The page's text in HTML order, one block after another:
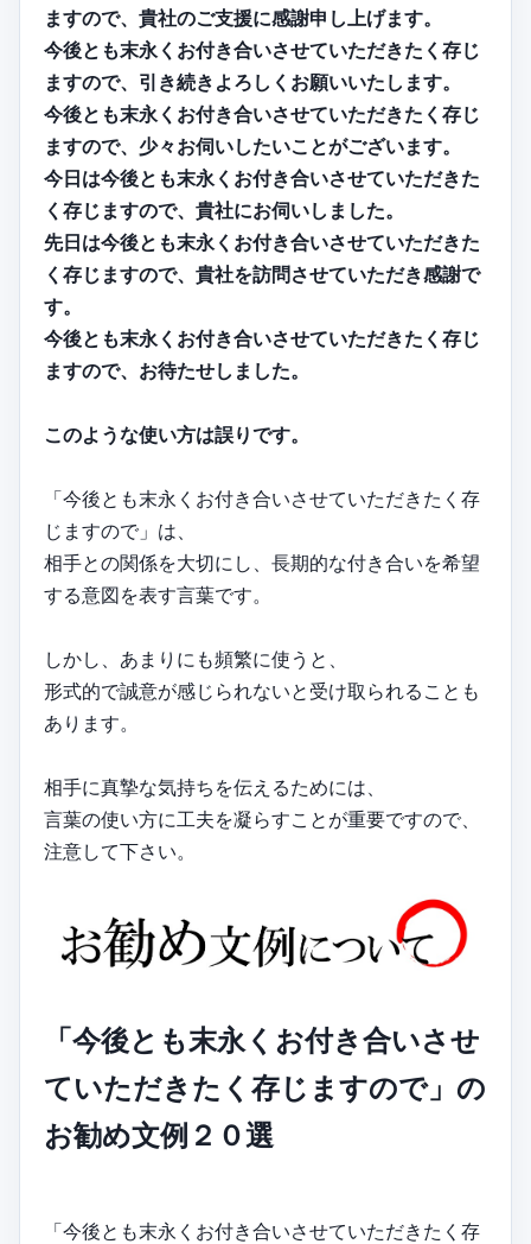
ますので、貴社のご支援に感謝申し上げます。
今後とも末永くお付き合いさせていただきたく存じ
ますので、引き続きよろしくお願いいたします。
今後とも末永くお付き合いさせていただきたく存じ
ますので、少々お伺いしたいことがございます。
今日は今後とも末永くお付き合いさせていただきた
く存じますので、貴社にお伺いしました。
先日は今後とも末永くお付き合いさせていただきた
く存じますので、貴社を訪問させていただき感謝で
す。
今後とも末永くお付き合いさせていただきたく存じ
ますので、お待たせしました。
このような使い方は誤りです。
「今後とも末永くお付き合いさせていただきたく存
じますので」は、
相手との関係を大切にし、長期的な付き合いを希望
する意図を表す言葉です。
しかし、あまりにも頻繁に使うと、
形式的で誠意が感じられないと受け取られることも
あります。
相手に真摯な気持ちを伝えるためには、
言葉の使い方に工夫を凝らすことが重要ですので、
注意して下さい。
「今後とも末永くお付き合いさせ
ていただきたく存じますので」の
お勧め文例２０選
「今後とも末永くお付き合いさせていただきたく存